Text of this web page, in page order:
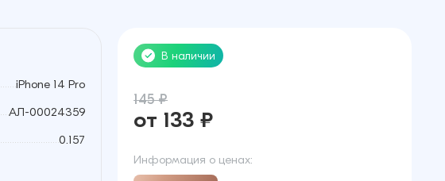
iPhone 14 Pro
АЛ-00024359
0.157
В наличии
145 ₽
от 133 ₽
Информация о ценах: